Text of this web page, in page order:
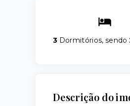
3 Dormitórios, sendo
Descrição do